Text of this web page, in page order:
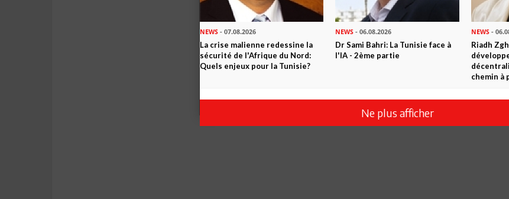
NEWS - 07.08.2026
La crise malienne redessine la
sécurité de l'Afrique du Nord:
Quels enjeux pour la Tunisie?
NEWS - 06.08.2026
Dr Sami Bahri: La Tunisie face à
l'IA - 2ème partie
NEWS-
Riadh
chemin à
Ne plus afficher